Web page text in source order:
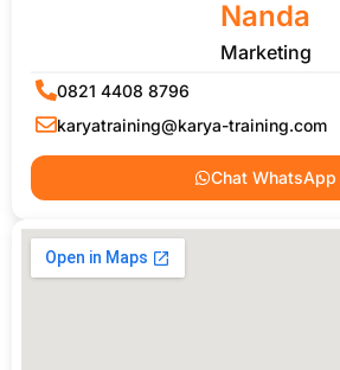
Nanda
Marketing
0821 4408 8796
karyatraining@karya-training.com
Chat WhatsApp